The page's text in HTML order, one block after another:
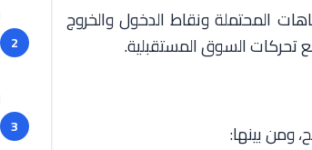
المحتملة ونقاط الدخول والخروج
تحركات السوق المستقبلية.
ومن بينها:
2
3